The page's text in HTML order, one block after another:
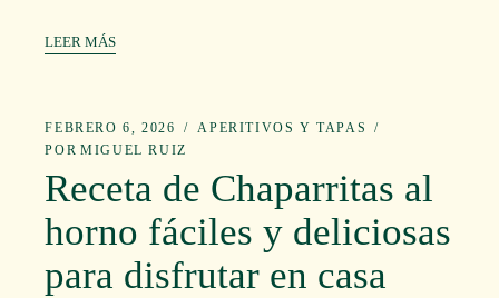
LEER MÁS
FEBRERO 6, 2026
APERITIVOS Y TAPAS
POR MIGUEL RUIZ
Receta de Chaparritas al
horno fáciles y deliciosas
para disfrutar en casa